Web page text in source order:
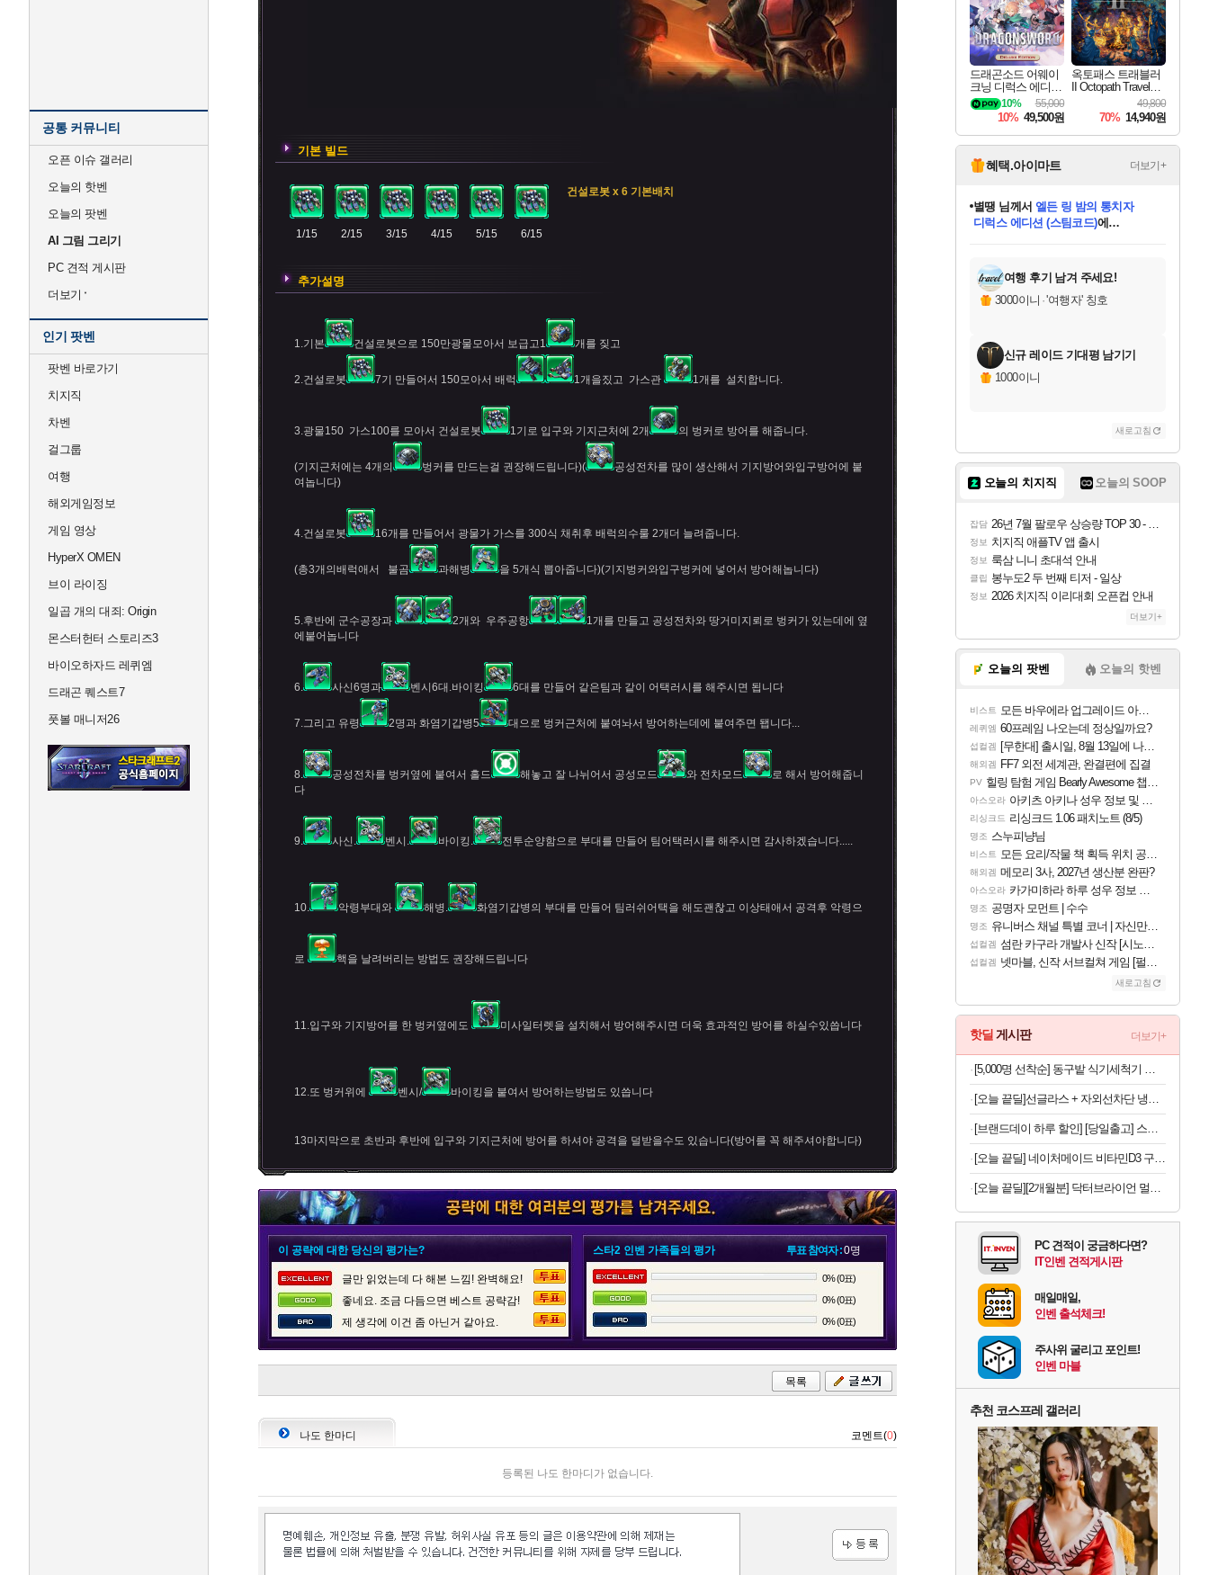
공통 커뮤니티
오픈 이슈 갤러리
오늘의 핫벤
오늘의 팟벤
AI 그림 그리기
PC 견적 게시판
더보기
인기 팟벤
팟벤 바로가기
치지직
차벤
걸그룹
여행
해외게임정보
게임 영상
HyperX OMEN
브이 라이징
일곱 개의 대죄: Origin
몬스터헌터 스토리즈3
바이오하자드 레퀴엠
드래곤 퀘스트7
풋볼 매니저26
기본 빌드
1/15 2/15 3/15 4/15 5/15 6/15
건설로봇 x 6 기본배치
추가설명
1.기본 건설로봇으로 150만광물모아서 보급고1 개를 짖고
2.건설로봇 7기 만들어서 150모아서 배럭 1개을짔고 가스관 1개를 설치합니다.
3.광물150 가스100를 모아서 건설로봇 1기로 입구와 기지근처에 2개 의 벙커로 방어를 해줍니다.
(기지근처에는 4개의 벙커를 만드는걸 권장해드립니다)(
공성전차를 많이 생산해서 기지방어와입구방어에 붙
여놉니다)
4.건설로봇 16개를 만들어서 광물가 가스를 300식 채취후 배럭의수룰 2개더 늘려줍니다.
(총3개의배럭애서 불곰 과해병 을 5개식 뽑아줍니다)(기지벙커와입구벙커에 넣어서 방어해놉니다)
5.후반에 군수공장과 2개와 우주공항
1개를 만들고 공성전차와 땅거미지뢰로 벙커가 있는데에 옆
에붙어놉니다
6. 사신6명과 벤시6대.바이킹 6대를 만들어 같은팀과 같이 어택러시를 해주시면 됩니다
7.그리고 유령 2명과 화염기갑병5 대으로 벙커근처에 붙여놔서 방어하는데에 붙여주면 됍니다...
8. 공성전차를 벙커옆에 붙여서 홀드 해놓고 잘 나뉘어서 공성모드 와 전차모드
로 해서 방어해줍니
다
9. 사신. 벤시. 바이킹. 전투순양함으로 부대를 만들어 팀어택러시를 해주시면 감사하겠습니다.....
10. 악령부대와 해병. 화염기갑병의 부대를 만들어 팀러쉬어택을 해도괜찮고 이상태애서 공격후 악령으
로 핵을 날려버리는 방법도 권장해드립니다
11.입구와 기지방어를 한 벙커옆에도 미사일터렛을 설치해서 방어해주시면 더욱 효과적인 방어를 하실수있씁니다
12.또 벙커위에 벤시/ 바이킹을 붙여서 방어하는방법도 있씁니다
13마지막으로 초반과 후반에 입구와 기지근처에 방어를 하셔야 공격을 덜받을수도 있습니다(방어를 꼭 해주셔야합니다)
이 공략에 대한 당신의 평가는?
글만 읽었는데 다 해본 느낌! 완벽해요!
좋네요. 조금 다듬으면 베스트 공략감!
제 생각에 이건 좀 아닌거 같아요.
스타2 인벤 가족들의 평가 투표 참여자 :0명
0% (0표)
0% (0표)
0% (0표)
목록
나도 한마디 코멘트(0)
등록된 나도 한마디가 없습니다.
드래곤소드 어웨이
크닝 디럭스 에디션
DragonSword Awake
ning Deluxe Edition
55,000
10%
10% 49,500원
옥토패스 트래블러
II Octopath Traveler I
49,800
70% 14,940원
혜택.아이마트 더보기+
교환.
별땡 님께서 엘든 링 밤의 통치자
디럭스 에디션 (스팀코드)에
당첨되셨습니다.
당첨되셨습니다.
당첨되셨습니다.
당첨되셨습니다.
당첨되셨습니다.
당첨되셨습니다.
에디션 (스팀코드) 를 교환.
당첨되셨습니다.
여행 후기 남겨 주세요!
3000이니 ·'여행자' 칭호
신규 레이드 기대평 남기기
1000이니
새로고침
오늘의 치지직 오늘의 SOOP
잡담 26년 7월 팔로우 상승량 TOP 30 - 월간 치지직
정보 치지직 애플TV 앱 출시
정보 룩삼 니니 초대석 안내
클립 봉누도2 두 번째 티저 - 일상
정보 2026 치지직 이리대회 오픈컵 안내
더보기+
오늘의 팟벤 오늘의 핫벤
비스트 모든 바우에라 업그레이드 아이템 획득 위치 공략 (89개)
레퀴엠 60프레임 나오는데 정상일까요?
섭컬겜 [무한대] 출시일, 8월 13일에 나오나
해외겜 FF7 외전 세계관, 완결편에 집결
PV 힐링 탐험 게임 Bearly Awesome 챕터 1 트레일러
아스오라 아키츠 아키나 성우 정보 및 주요 필모
리싱크드 리싱크드 1.06 패치노트 (8/5)
명조 스누피냥님
비스트 모든 요리/작물 책 획득 위치 공략 (36개) - 미식가 도전과제
해외겜 메모리 3사, 2027년 생산분 완판?
아스오라 카가미하라 하루 성우 정보 및 주요 필모
명조 공명자 모먼트 | 수수
명조 유니버스 채널 특별 코너 | 자신만의 스타일
섭컬겜 섬란 카구라 개발사 신작 [시노비 넥서스] 연내 출시 예정
섭컬겜 넷마블, 신작 서브컬쳐 게임 [펄 인 블루] 티저 사이트 오픈
새로고침
핫딜 게시판 더보기+
[5,000명 선착순] 동구밭 식기세척기 세제 240g x 2개
[오늘 끝딜]선글라스 + 자외선차단 냉감원단 스포츠 쿨 마스크 화이트 1매입
[브랜드데이 하루 할인] [당일출고] 스파오키즈 콜라보 반팔 파자마 모음
[오늘 끝딜] 네이처메이드 비타민D3 구미 비타민D 2000IU 140구미, 1개
[오늘 끝딜][2개월분] 닥터브라이언 멀티비타민 피치 레몬맛 젤리 멀티구미 100구미, 2개
PC 견적이 궁금하다면?
IT인벤 견적게시판
매일매일,
인벤 출석체크!
주사위 굴리고 포인트!
인벤 마블
추천 코스프레 갤러리